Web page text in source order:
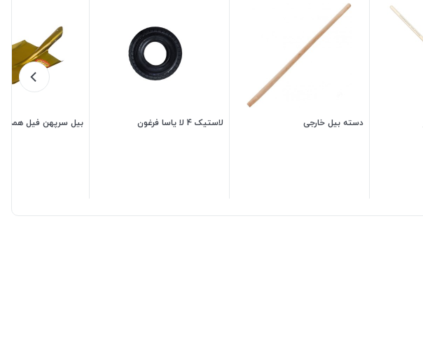
دسته بیل خارجی لاستیک 4 لا یاسا فرغون بیل سرپهن فیل همدان